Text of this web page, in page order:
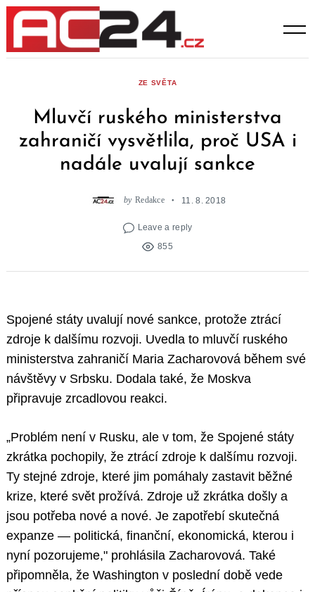
Skip
content
ZE SVĚTA
Mluvčí ruského ministerstva
zahraničí vysvětlila, proč USA i
nadále uvalují sankce
by Redakce 11. 8. 2018
Leave a reply
855
Spojené státy uvalují nové sankce, protože ztrácí
zdroje k dalšímu rozvoji. Uvedla to mluvčí ruského
ministerstva zahraničí Maria Zacharovová během své
návštěvy v Srbsku. Dodala také, že Moskva
připravuje zrcadlovou reakci.
„Problém není v Rusku, ale v tom, že Spojené státy
zkrátka pochopily, že ztrácí zdroje k dalšímu rozvoji.
Ty stejné zdroje, které jim pomáhaly zastavit běžné
krize, které svět prožívá. Zdroje už zkrátka došly a
jsou potřeba nové a nové. Je zapotřebí skutečná
expanze — politická, finanční, ekonomická, kterou i
nyní pozorujeme," prohlásila Zacharovová. Také
připomněla, že Washington v poslední době vede